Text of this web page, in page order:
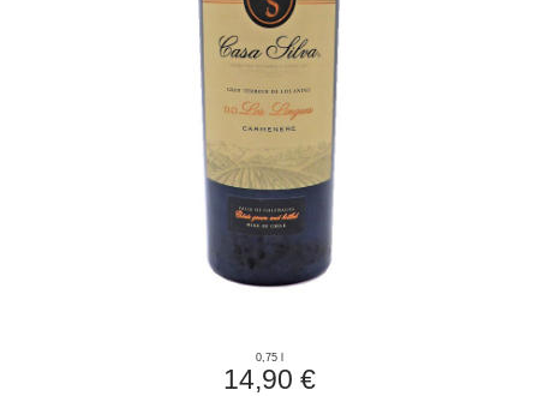
0,75 l
14,90 €